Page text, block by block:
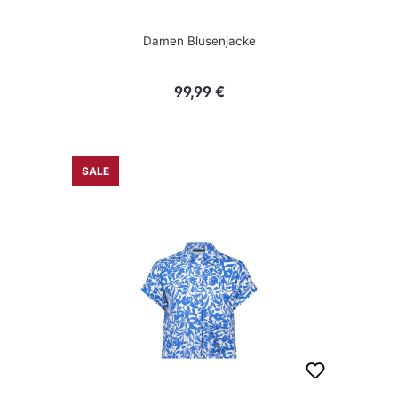
Damen Blusenjacke
Regulärer Preis:
99,99 €
SALE